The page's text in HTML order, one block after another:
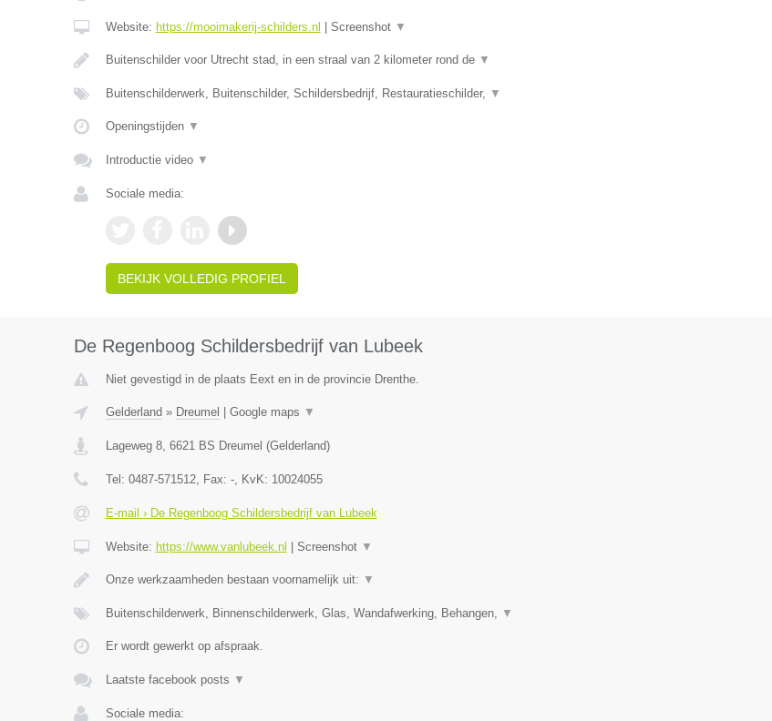
Website: https://mooimakerij-schilders.nl Screenshot ▼
Buitenschilder voor Utrecht stad, in een straal van 2 kilometer rond de ▼
Buitenschilderwerk, Buitenschilder, Schildersbedrijf, Restauratieschilder, ▼
Openingstijden ▼
Introductie video ▼
Sociale media:
BEKIJK VOLLEDIG PROFIEL
De Regenboog Schildersbedrijf van Lubeek
Niet gevestigd in de plaats Eext en in de provincie Drenthe.
Gelderland » Dreumel Google maps ▼
Lageweg 8, 6621 BS Dreumel (Gelderland)
Tel: 0487-571512, Fax: -, KvK: 10024055
E-mail › De Regenboog Schildersbedrijf van Lubeek
Website: https://www.vanlubeek.nl Screenshot ▼
Onze werkzaamheden bestaan voornamelijk uit: ▼
Buitenschilderwerk, Binnenschilderwerk, Glas, Wandafwerking, Behangen, ▼
Er wordt gewerkt op afspraak.
Laatste facebook posts ▼
Sociale media: